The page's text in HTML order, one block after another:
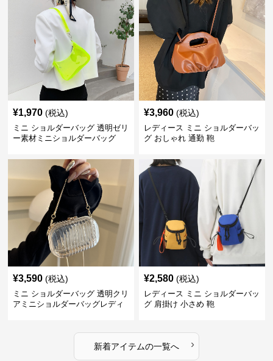
¥1,970 (税込)
ミニ ショルダーバッグ 透明ゼリ
ー素材ミニショルダーバッグ
¥3,960 (税込)
レディース ミニ ショルダーバッ
グ おしゃれ 通勤 鞄
¥3,590 (税込)
ミニ ショルダーバッグ 透明クリ
アミニショルダーバッグレディ
¥2,580 (税込)
レディース ミニ ショルダーバッ
グ 肩掛け 小さめ 鞄
新着アイテムの一覧へ ›